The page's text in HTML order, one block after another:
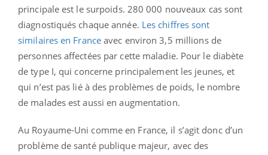
principale est le surpoids. 280 000 nouveaux cas sont
diagnostiqués chaque année. Les chiffres sont
similaires en France avec environ 3,5 millions de
personnes affectées par cette maladie. Pour le diabète
de type I, qui concerne principalement les jeunes, et
qui n’est pas lié à des problèmes de poids, le nombre
de malades est aussi en augmentation.
Au Royaume-Uni comme en France, il s’agit donc d’un
problème de santé publique majeur, avec des